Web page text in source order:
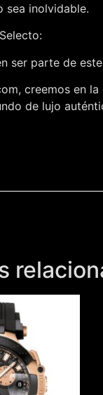
sea inolvidable.
ser parte de
creemos en
de lujo